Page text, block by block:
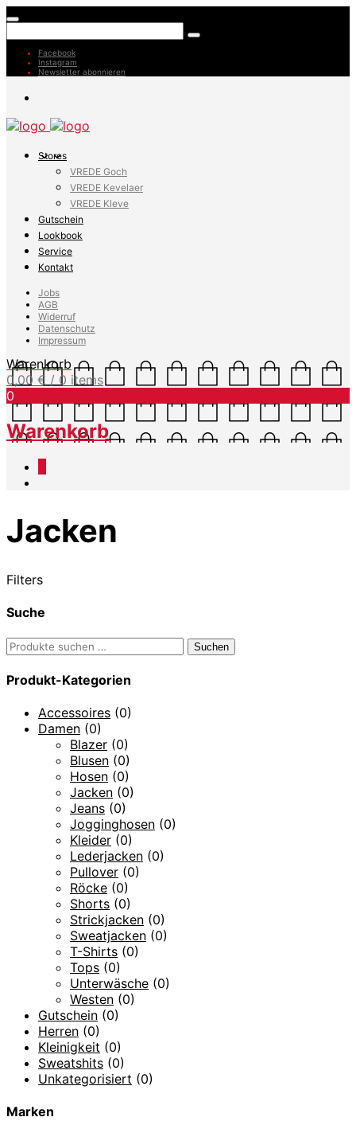
Facebook
Instagram
Newsletter abonnieren
Stores
VREDE Goch
VREDE Kevelaer
VREDE Kleve
Gutschein
Lookbook
Service
Kontakt
Jobs
AGB
Widerruf
Datenschutz
Impressum
Warenkorb
0,00 € / 0 items
0
Warenkorb
Jacken
Filters
Suche
Suchen
nach:
Suchen
Produkt-Kategorien
Accessoires (0)
Damen (0)
Blazer (0)
Blusen (0)
Hosen (0)
Jacken (0)
Jeans (0)
Jogginghosen (0)
Kleider (0)
Lederjacken (0)
Pullover (0)
Röcke (0)
Shorts (0)
Strickjacken (0)
Sweatjacken (0)
T-Shirts (0)
Tops (0)
Unterwäsche (0)
Westen (0)
Gutschein (0)
Herren (0)
Kleinigkeit (0)
Sweatshits (0)
Unkategorisiert (0)
Marken